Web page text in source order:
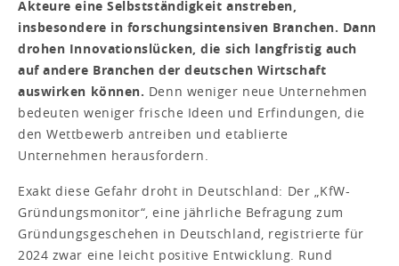
Akteure eine Selbstständigkeit anstreben,
insbesondere in forschungsintensiven Branchen. Dann
drohen Innovationslücken, die sich langfristig auch
auf andere Branchen der deutschen Wirtschaft
auswirken können. Denn weniger neue Unternehmen
bedeuten weniger frische Ideen und Erfindungen, die
den Wettbewerb antreiben und etablierte
Unternehmen herausfordern.
Exakt diese Gefahr droht in Deutschland: Der „KfW-
Gründungsmonitor“, eine jährliche Befragung zum
Gründungsgeschehen in Deutschland, registrierte für
2024 zwar eine leicht positive Entwicklung. Rund